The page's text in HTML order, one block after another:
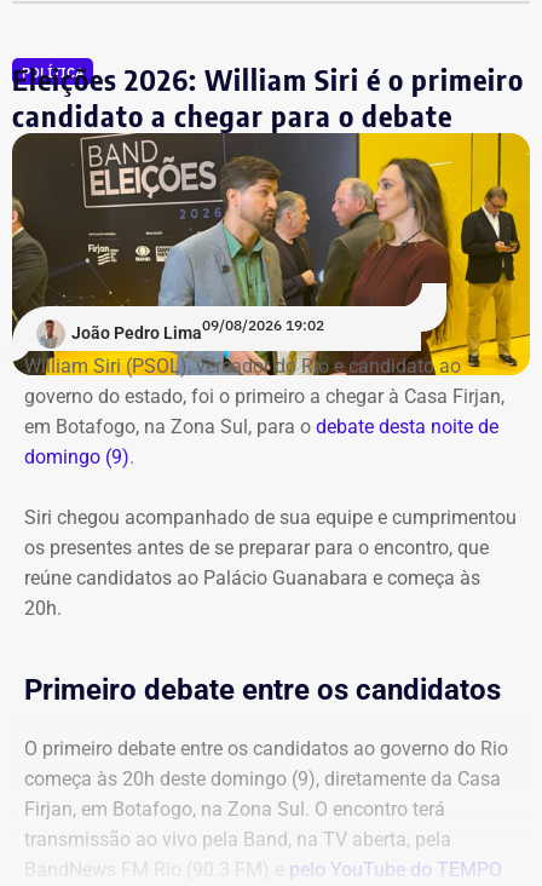
POLÍTICA
Eleições 2026: William Siri é o primeiro
candidato a chegar para o debate
João Pedro Lima09/08/2026 19:02
William Siri (PSOL), vereador do Rio e candidato ao
governo do estado, foi o primeiro a chegar à Casa Firjan,
em Botafogo, na Zona Sul, para o debate desta noite de
domingo (9).
Siri chegou acompanhado de sua equipe e cumprimentou
os presentes antes de se preparar para o encontro, que
reúne candidatos ao Palácio Guanabara e começa às
20h.
Primeiro debate entre os candidatos
O primeiro debate entre os candidatos ao governo do Rio
começa às 20h deste domingo (9), diretamente da Casa
Firjan, em Botafogo, na Zona Sul. O encontro terá
transmissão ao vivo pela Band, na TV aberta, pela
BandNews FM Rio (90.3 FM) e pelo YouTube do TEMPO